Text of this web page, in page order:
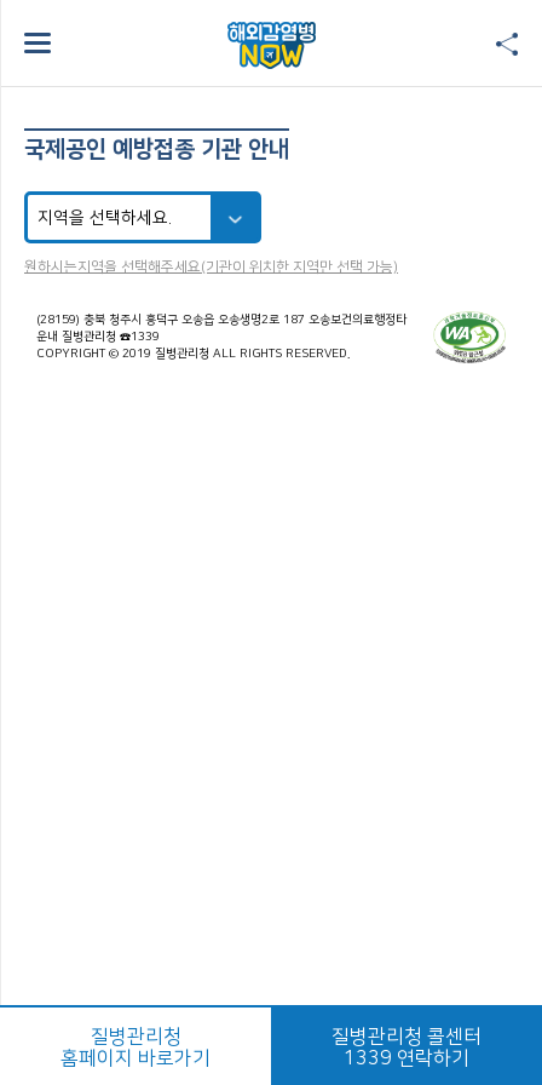
국제공인 예방접종 기관 안내
원하시는지역을 선택해주세요(기관이 위치한 지역만 선택 가능)
(28159) 충북 청주시 흥덕구 오송읍 오송생명2로 187 오송보건의료행정타
운내 질병관리청 ☎1339
COPYRIGHT © 2019 질병관리청 ALL RIGHTS RESERVED.
질병관리청
홈페이지 바로가기
질병관리청 콜센터
1339 연락하기